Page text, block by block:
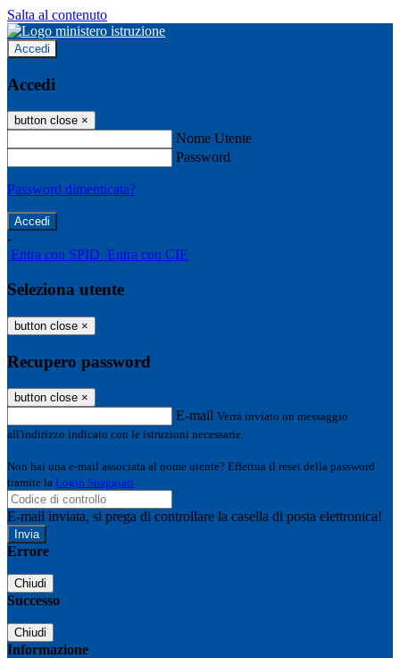
Salta al contenuto
Accedi
Accedi
button close ×
Nome Utente
Password
Password dimenticata?
-
Entra con SPID Entra con CIE
Seleziona utente
button close ×
Recupero password
button close ×
E-mail Verrà inviato un messaggio
all'indirizzo indicato con le istruzioni necessarie.
Non hai una e-mail associata al nome utente? Effettua il reset della password
tramite la Login Spaggiari
E-mail inviata, si prega di controllare la casella di posta elettronica!
Errore
Chiudi
Successo
Chiudi
Informazione